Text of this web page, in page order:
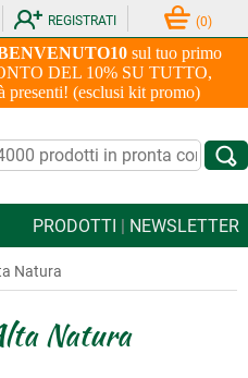
sul tuo primo
DEL 10% SU TUTTO,
presenti! (esclusi kit promo)
REGISTRATI (0)
PRODOTTI | NEWSLETTER
Natura
Natura